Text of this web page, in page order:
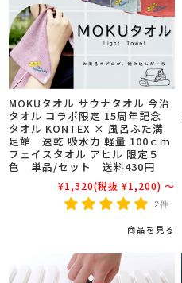
MOKUタオル サウナタオル 今治
タオル コラボ限定 15周年記念
タオル KONTEX × 風呂ふた満
足館 速乾 吸水力 軽量 100ｃｍ
フェイスタオル アヒル 限定５
色 単品/セット 送料430円
¥1,320(税抜 ¥1,200) ～
2件
商品を見る